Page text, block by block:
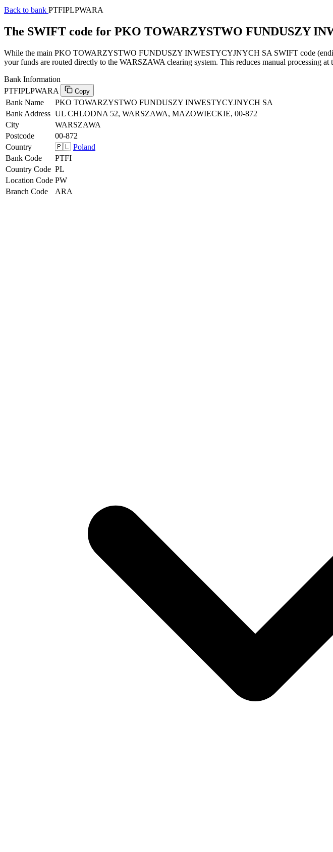
Back to bank PTFIPLPWARA
The SWIFT code for PKO TOWARZYSTWO FUNDUSZY
While the main PKO TOWARZYSTWO FUNDUSZY INWESTYCYJNYCH SA SWIFT code
your funds are routed directly to the WARSZAWA clearing system. This reduces manual processing
Bank Information
PTFIPLPWARA
Copy
Bank Name
PKO TOWARZYSTWO FUNDUSZY INWESTYCYJNYCH SA
Bank Address UL CHLODNA 52, WARSZAWA, MAZOWIECKIE, 00-872
City
WARSZAWA
Postcode
00-872
Country
🇵🇱 Poland
Bank Code
PTFI
Country Code PL
Location Code PW
Branch Code
ARA